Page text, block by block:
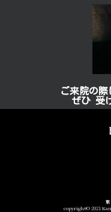
ご来院の
ぜひ 受
copyright© 2021